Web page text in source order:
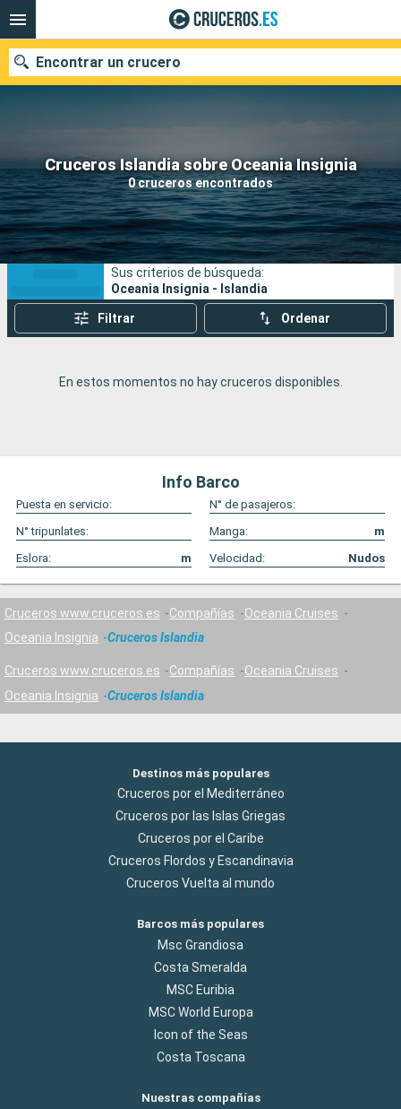
Cruceros Islandia sobre Oceania Insignia
0 cruceros encontrados
Encontrar un crucero
Nuestros destinos
Fecha de salida
Puertos Compañías
Buscar
Sus criterios de búsqueda:
Oceania Insignia - Islandia
Filtrar Ordenar
En estos momentos no hay cruceros disponibles.
Info Barco
Puesta en servicio:
N° de pasajeros:
N° tripunlates:
Manga:
m
Eslora:
m Velocidad: Nudos
Cruceros www.cruceros.es Compañías
Oceania Cruises
Oceania Insignia
Cruceros Islandia
Cruceros www.cruceros.es Compañías
Oceania Cruises
Oceania Insignia
Cruceros Islandia
Destinos más populares
Cruceros por el Mediterráneo
Cruceros por las Islas Griegas
Cruceros por el Caribe
Cruceros Flordos y Escandinavia
Cruceros Vuelta al mundo
Barcos más populares
Msc Grandiosa
Costa Smeralda
MSC Euribia
MSC World Europa
Icon of the Seas
Costa Toscana
Nuestras compañías